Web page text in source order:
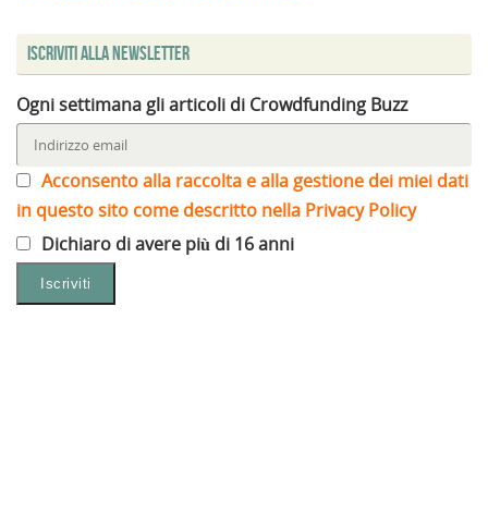
Iscriviti alla Newsletter
Ogni settimana gli articoli di Crowdfunding Buzz
Acconsento alla raccolta e alla gestione dei miei dati
in questo sito come descritto nella Privacy Policy
Dichiaro di avere più di 16 anni